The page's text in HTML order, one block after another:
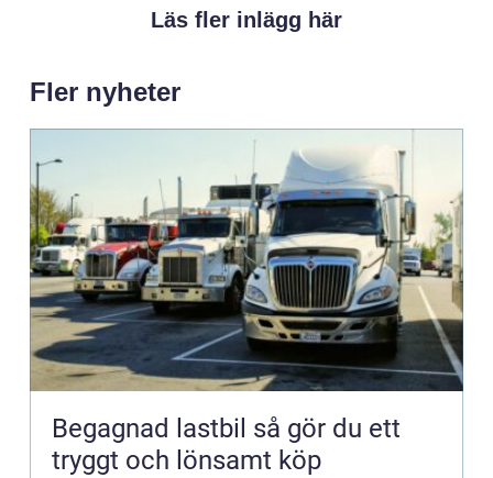
Läs fler inlägg här
Fler nyheter
Begagnad lastbil så gör du ett
tryggt och lönsamt köp